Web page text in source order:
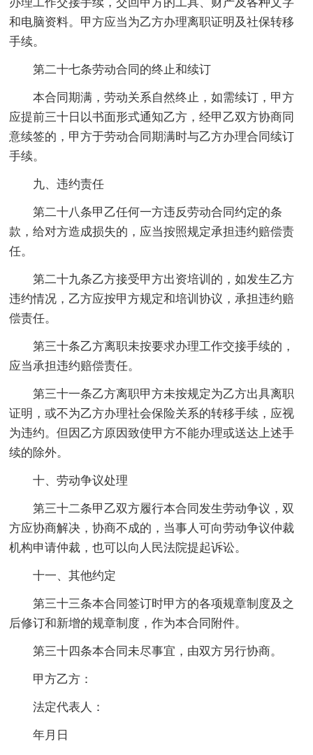
和电脑资料。甲方应当为乙方办理离职证明及社保转移
手续。
第二十七条劳动合同的终止和续订
本合同期满，劳动关系自然终止，如需续订，甲方
应提前三十日以书面形式通知乙方，经甲乙双方协商同
意续签的，甲方于劳动合同期满时与乙方办理合同续订
手续。
九、违约责任
第二十八条甲乙任何一方违反劳动合同约定的条
款，给对方造成损失的，应当按照规定承担违约赔偿责
任。
第二十九条乙方接受甲方出资培训的，如发生乙方
违约情况，乙方应按甲方规定和培训协议，承担违约赔
偿责任。
第三十条乙方离职未按要求办理工作交接手续的，
应当承担违约赔偿责任。
第三十一条乙方离职甲方未按规定为乙方出具离职
证明，或不为乙方办理社会保险关系的转移手续，应视
为违约。但因乙方原因致使甲方不能办理或送达上述手
续的除外。
十、劳动争议处理
第三十二条甲乙双方履行本合同发生劳动争议，双
方应协商解决，协商不成的，当事人可向劳动争议仲裁
机构申请仲裁，也可以向人民法院提起诉讼。
十一、其他约定
第三十三条本合同签订时甲方的各项规章制度及之
后修订和新增的规章制度，作为本合同附件。
第三十四条本合同未尽事宜，由双方另行协商。
甲方乙方：
法定代表人：
年月日